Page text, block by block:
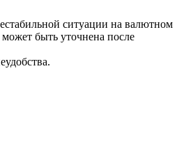
ситуации на валютном
быть уточнена после